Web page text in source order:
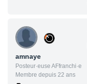
amnaye
Posteur·euse AFfranchi·e
Membre depuis 22 ans